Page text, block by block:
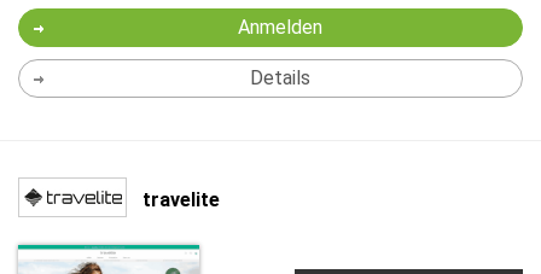
Anmelden
Details
travelite